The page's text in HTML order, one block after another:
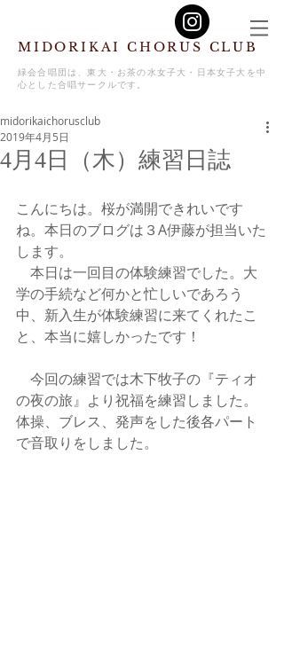
MIDORIKAI CHORUS CLUB
緑会合唱団は、東大・お茶の水女子大・日本女子大を中
心とした合唱サークルです。
4月4日（木）練習日誌
midorikaichorusclub
2019年4月5日
こんにちは。桜が満開できれいです
ね。本日のブログは３A伊藤が担当いた
します。
本日は一回目の体験練習でした。大
学の手続など何かと忙しいであろう
中、新入生が体験練習に来てくれたこ
と、本当に嬉しかったです！
今回の練習では木下牧子の『ティオ
の夜の旅』より祝福を練習しました。
体操、ブレス、発声をした後各パート
で音取りをしました。